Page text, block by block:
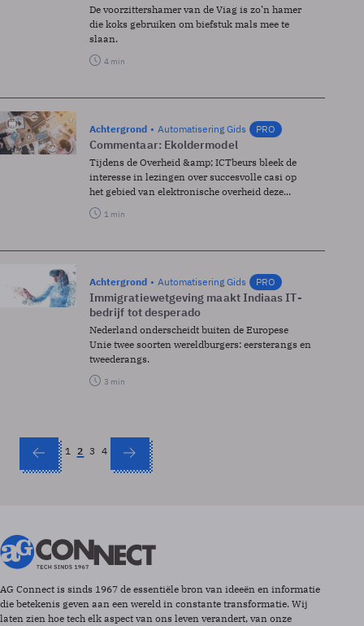
De voorzittershamer van de Viag is zo’n hamer
die koks gebruiken om biefstuk mals mee te
slaan.
4 min
Achtergrond Automatisering Gids PRO
Commentaar: E­koldermodel
Tijdens de Overheid &amp; ICT­beurs bleek de
interesse in lezingen over succesvolle casi op
het gebied van elektronische overheid deze...
1 min
Achtergrond Automatisering Gids PRO
Immigratiewetgeving maakt Indiaas IT­
bedrijf tot desperado
Nederland onderscheidt buiten de Europese
Unie twee soorten wereldburgers: eersterangs en
tweederangs.
3 min
1 2 3 4
AG Connect is sinds 1967 de essentiële bron van ideeën en informatie
die betekenis geven aan een wereld in constante transformatie. Wij
laten zien hoe tech elk aspect van ons leven verandert, van onze